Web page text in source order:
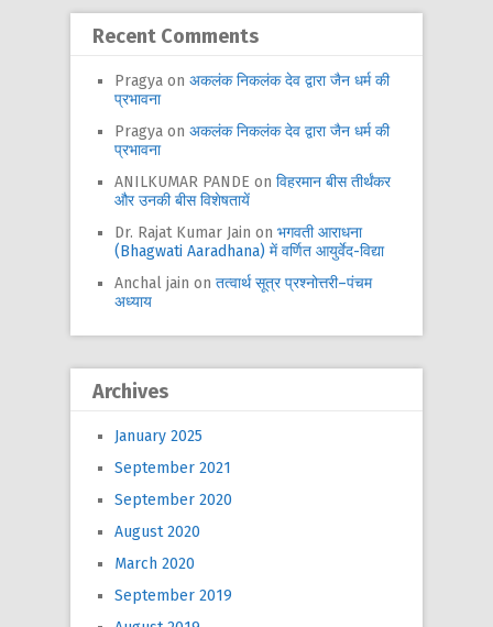
Recent Comments
Pragya on अकलंक निकलंक देव द्वारा जैन धर्म की
प्रभावना
Pragya on अकलंक निकलंक देव द्वारा जैन धर्म की
प्रभावना
ANILKUMAR PANDE on विहरमान बीस तीर्थंकर
और उनकी बीस विशेषतायें
Dr. Rajat Kumar Jain on भगवती आराधना
(Bhagwati Aaradhana) में वर्णित आयुर्वेद-विद्या
Anchal jain on तत्वार्थ सूत्र प्रश्नोत्तरी–पंचम
अध्याय
Archives
January 2025
September 2021
September 2020
August 2020
March 2020
September 2019